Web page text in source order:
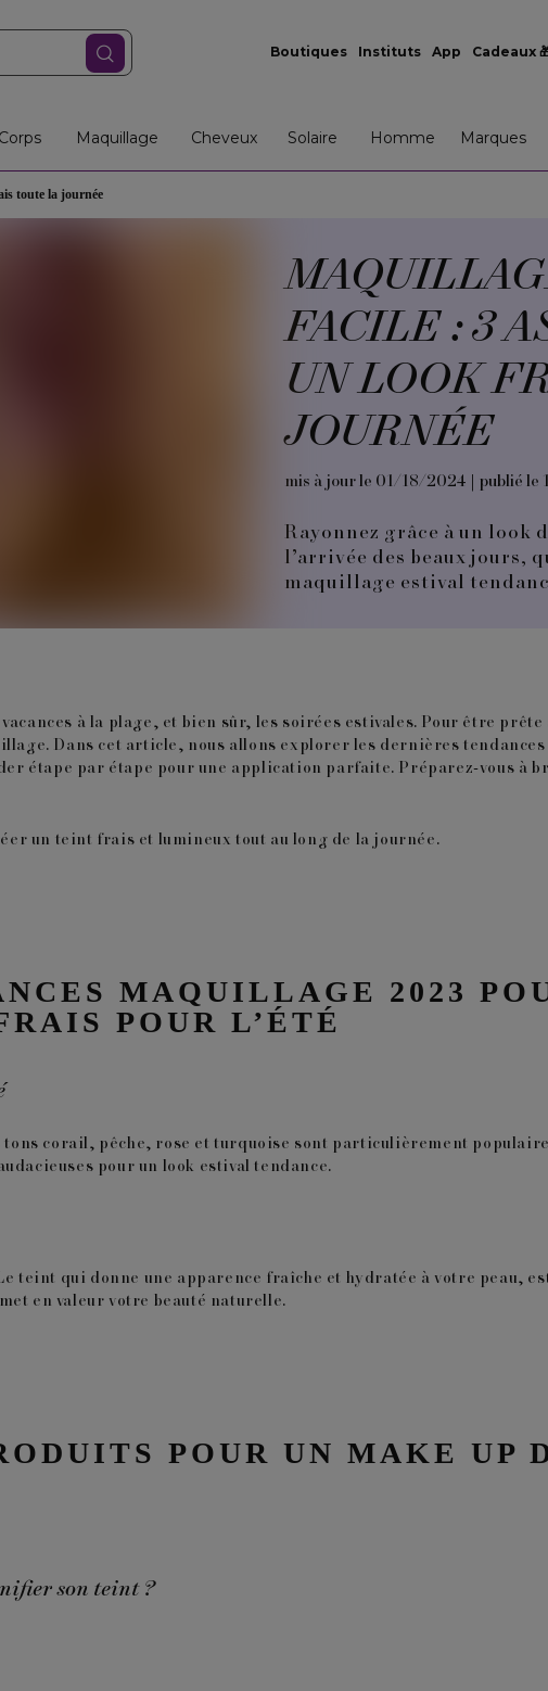
Boutiques Instituts App Cadeaux
Maquillage Cheveux Solaire Homme Marques
toute la journée
FACILE : 3
UN LOOK
JOURNÉE
mis à jour le 01/18/2024 | publié le
Rayonnez grâce à un look
l’arrivée des beaux jours,
maquillage estival
à la plage, et bien sûr, les soirées estivales. Pour être
Dans cet article, nous allons explorer les dernières
étape par étape pour une application parfaite. Préparez-vous à
un teint frais et lumineux tout au long de la journée.
MAQUILLAGE 2023
POUR L’ÉTÉ
tons corail, pêche, rose et turquoise sont particulièrement
pour un look estival tendance.
teint qui donne une apparence fraîche et hydratée à votre peau,
en valeur votre beauté naturelle.
POUR UN MAKE UP
son teint ?